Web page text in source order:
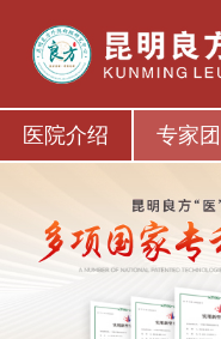
医院介绍 专家